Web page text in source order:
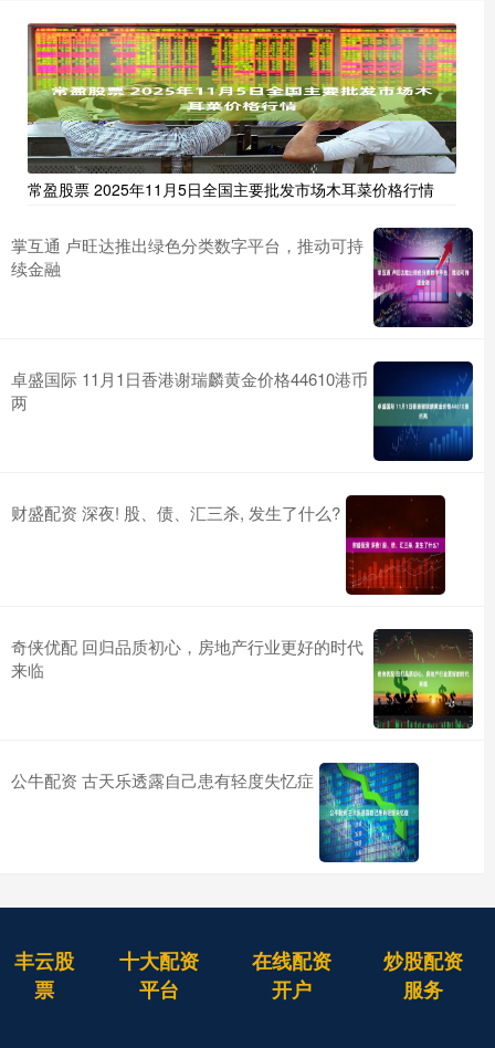
常盈股票 2025年11月5日全国主要批发市场木耳菜价格行情
掌互通 卢旺达推出绿色分类数字平台，推动可持
续金融
卓盛国际 11月1日香港谢瑞麟黄金价格44610港币
两
财盛配资 深夜! 股、债、汇三杀, 发生了什么?
奇侠优配 回归品质初心，房地产行业更好的时代
来临
公牛配资 古天乐透露自己患有轻度失忆症
丰云股
票
十大配资
平台
在线配资
开户
炒股配资
服务